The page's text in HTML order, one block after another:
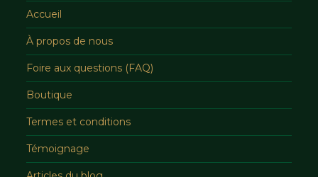
Accueil
À propos de nous
Foire aux questions (FAQ)
Boutique
Termes et conditions
Témoignage